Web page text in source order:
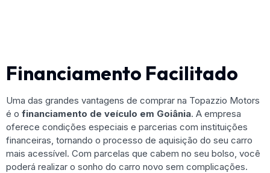
Financiamento Facilitado
Uma das grandes vantagens de comprar na Topazzio Motors
é o financiamento de veículo em Goiânia. A empresa
oferece condições especiais e parcerias com instituições
financeiras, tornando o processo de aquisição do seu carro
mais acessível. Com parcelas que cabem no seu bolso, você
poderá realizar o sonho do carro novo sem complicações.